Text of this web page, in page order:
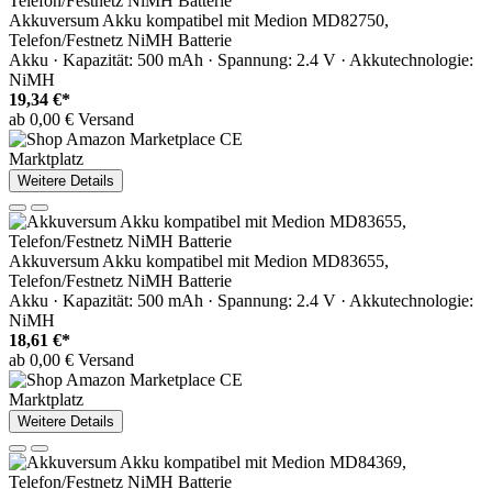
Akkuversum Akku kompatibel mit Medion MD82750,
Telefon/Festnetz NiMH Batterie
Akku · Kapazität: 500 mAh · Spannung: 2.4 V · Akkutechnologie:
NiMH
19,34 €*
ab 0,00 € Versand
Marktplatz
Weitere Details
Akkuversum Akku kompatibel mit Medion MD83655,
Telefon/Festnetz NiMH Batterie
Akku · Kapazität: 500 mAh · Spannung: 2.4 V · Akkutechnologie:
NiMH
18,61 €*
ab 0,00 € Versand
Marktplatz
Weitere Details